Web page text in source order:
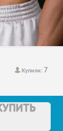
Купили: 7